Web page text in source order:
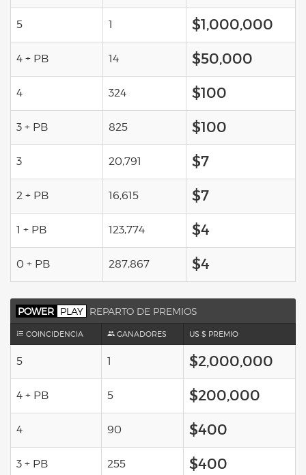
5 1 $1,000,000
4 + PB 14 $50,000
4 324 $100
3 + PB 825 $100
3 20,791 $7
2 + PB 16,615 $7
1 + PB 123,774 $4
0 + PB 287,867 $4
POWER PLAY REPARTO DE PREMIOS
COINCIDENCIA GANADORES US $ PREMIO
5 1 $2,000,000
4 + PB 5 $200,000
4 90 $400
3 + PB 255 $400